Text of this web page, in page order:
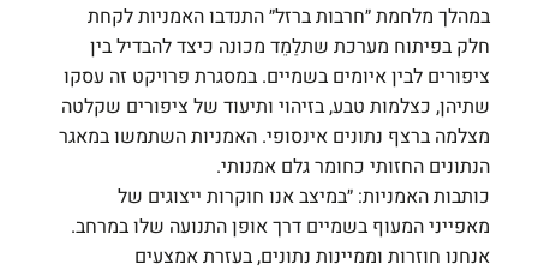
במהלך מלחמת ״חרבות ברזל״ התנדבו האמניות לקחת
חלק בפיתוח מערכת שתלַמֵד מכונה כיצד להבדיל בין
ציפורים לבין איומים בשמיים. במסגרת פרויקט זה עסקו
שתיהן, כצלמות טבע, בזיהוי ותיעוד של ציפורים שקלטה
מצלמה ברצף נתונים אינסופי. האמניות השתמשו במאגר
הנתונים החזותי כחומר גלם אמנותי.
כותבות האמניות: ״במיצב אנו חוקרות ייצוגים של
מאפייני המעוף בשמיים דרך אופן התנועה שלו במרחב.
אנחנו חוזרות וממיינות נתונים, בעזרת אמצעים